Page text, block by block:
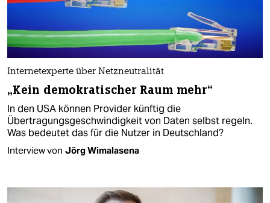
Internetexperte über Netzneutralität
„Kein demokratischer Raum mehr“
In den USA können Provider künftig die
Übertragungsgeschwindigkeit von Daten selbst regeln.
Was bedeutet das für die Nutzer in Deutschland?
Interview von Jörg Wimalasena